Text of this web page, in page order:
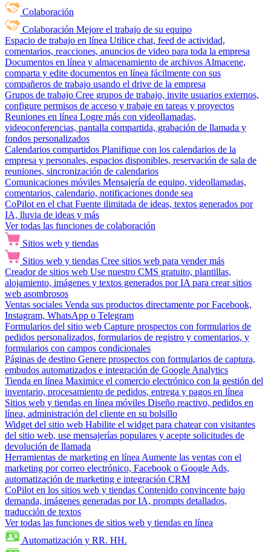
Colaboración
Colaboración Mejore el trabajo de su equipo
Espacio de trabajo en línea Utilice chat, feed de actividad,
comentarios, reacciones, anuncios de video para toda la empresa
Documentos en línea y almacenamiento de archivos Almacene,
comparta y edite documentos en línea fácilmente con sus
compañeros de trabajo usando el drive de la empresa
Grupos de trabajo Cree grupos de trabajo, invite usuarios externos,
configure permisos de acceso y trabaje en tareas y proyectos
Reuniones en línea Logre más con videollamadas,
videoconferencias, pantalla compartida, grabación de llamada y
fondos personalizados
Calendarios compartidos Planifique con los calendarios de la
empresa y personales, espacios disponibles, reservación de sala de
reuniones, sincronización de calendarios
Comunicaciones móviles Mensajería de equipo, videollamadas,
comentarios, calendario, notificaciones donde sea
CoPilot en el chat Fuente ilimitada de ideas, textos generados por
IA, lluvia de ideas y más
Ver todas las funciones de colaboración
Sitios web y tiendas
Sitios web y tiendas Cree sitios web para vender más
Creador de sitios web Use nuestro CMS gratuito, plantillas,
alojamiento, imágenes y textos generados por IA para crear sitios
web asombrosos
Ventas sociales Venda sus productos directamente por Facebook,
Instagram, WhatsApp o Telegram
Formularios del sitio web Capture prospectos con formularios de
pedidos personalizados, formularios de registro y comentarios, y
formularios con campos condicionales
Páginas de destino Genere prospectos con formularios de captura,
embudos automatizados e integración de Google Analytics
Tienda en línea Maximice el comercio electrónico con la gestión del
inventario, procesamiento de pedidos, entrega y pagos en línea
Sitios web y tiendas en línea móviles Diseño reactivo, pedidos en
línea, administración del cliente en su bolsillo
Widget del sitio web Habilite el widget para chatear con visitantes
del sitio web, use mensajerías populares y acepte solicitudes de
devolución de llamada
Herramientas de marketing en línea Aumente las ventas con el
marketing por correo electrónico, Facebook o Google Ads,
automatización de marketing e integración CRM
CoPilot en los sitios web y tiendas Contenido convincente bajo
demanda, imágenes generadas por IA, prompts detallados,
traducción de textos
Ver todas las funciones de sitios web y tiendas en línea
Automatización y RR. HH.